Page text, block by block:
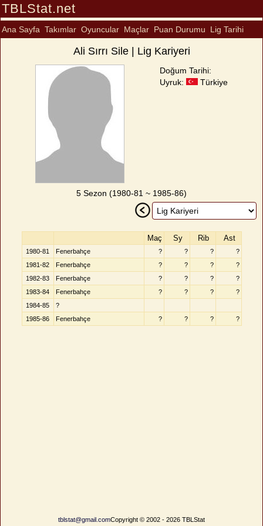
TBLStat.net
Ana Sayfa Takımlar Oyuncular Maçlar Puan Durumu Lig Tarihi
Ali Sırrı Sile | Lig Kariyeri
Doğum Tarihi:
Uyruk:
Türkiye
5 Sezon (1980-81 ~ 1985-86)
Maç Sy Rib Ast
1980-81 Fenerbahçe ? ? ?
?
1981-82
Fenerbahçe ? ? ?
?
1982-83
Fenerbahçe ? ? ?
?
1983-84
Fenerbahçe ? ? ?
?
1984-85
?
1985-86
Fenerbahçe ? ? ? ?
tblstat@gmail.comCopyright © 2002 - 2026 TBLStat